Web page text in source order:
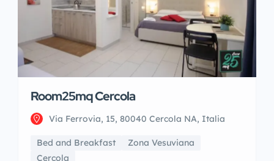
Room25mq Cercola
Via Ferrovia, 15, 80040 Cercola NA, Italia
Bed and Breakfast
Zona Vesuviana
Cercola